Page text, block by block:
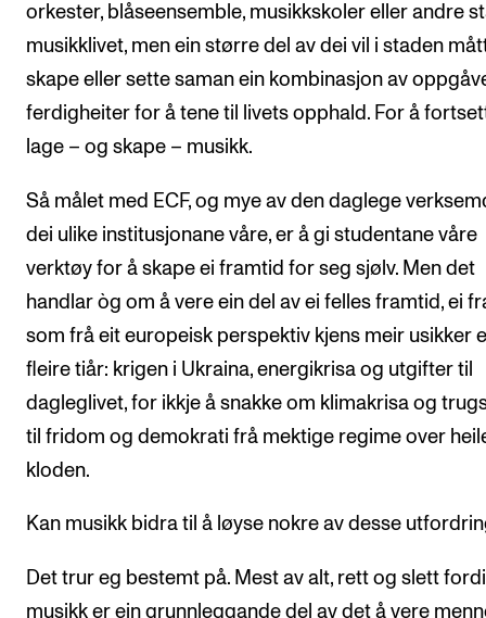
orkester, blåseensemble, musikkskoler eller andre
musikklivet, men ein større del av dei vil i staden
skape eller sette saman ein kombinasjon av
ferdigheiter for å tene til livets opphald. For å
lage – og skape – musikk.
Så målet med ECF, og mye av den daglege
dei ulike institusjonane våre, er å gi studentane våre
verktøy for å skape ei framtid for seg sjølv. Men det
handlar òg om å vere ein del av ei felles framtid, ei
som frå eit europeisk perspektiv kjens meir usikker
fleire tiår: krigen i Ukraina, energikrisa og utgifter til
dagleglivet, for ikkje å snakke om klimakrisa og
til fridom og demokrati frå mektige regime over
kloden.
Kan musikk bidra til å løyse nokre av desse
Det trur eg bestemt på. Mest av alt, rett og slett fordi
musikk er ein grunnleggande del av det å vere